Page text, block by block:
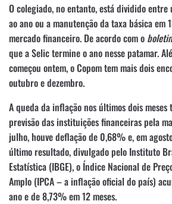
O colegiado, no entanto, está dividido entre
ao ano ou a manutenção da taxa básica em
mercado financeiro. De acordo com o
que a Selic termine o ano nesse patamar.
começou ontem, o Copom tem mais dois
outubro e dezembro.
A queda da inflação nos últimos dois
previsão das instituições financeiras pela
julho, houve deflação de 0,68% e, em
último resultado, divulgado pelo Instituto
Estatística (IBGE), o Índice Nacional de
Amplo (IPCA – a inflação oficial do país)
ano e de 8,73% em 12 meses.